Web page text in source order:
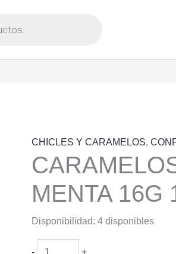
CHICLES Y CARAMELOS,
MENTA 16G
Disponibilidad: 4 disponibles
CARAMELOS